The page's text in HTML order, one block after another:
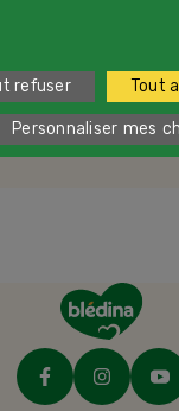
d'Outre-Mer​
de 9h à 19h et
refuser Tout
Personnaliser mes